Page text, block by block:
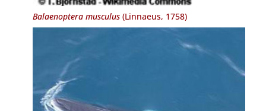
Balaenoptera musculus(Linnaeus, 1758)